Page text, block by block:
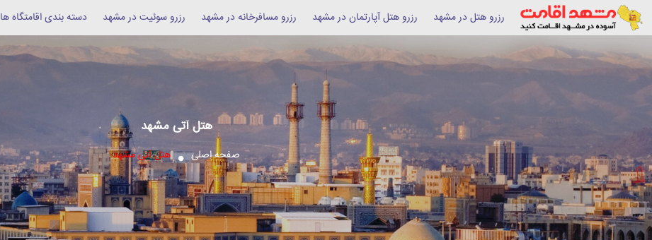
رزرو هتل در مشهد رزرو هتل آپارتمان در مشهد رزرو مسافرخانه در مشهد رزرو سوئیت در مشهد دسته بندی اقامتگاه ها
هتل آتی مشهد
صفحه اصلی هتل آتی مشهد